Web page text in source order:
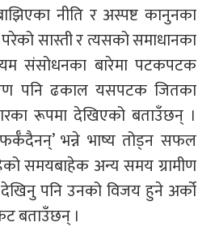
नीति र अस्पष्ट कानुनका
सास्ती र त्यसको समाधानका
संसोधनका बारेमा पटकपटक
पनि ढकाल यसपटक जितका
रूपमा देखिएको बताउँछन् ।
भन्ने भाष्य तोड्न सफल
समयबाहेक अन्य समय ग्रामीण
पनि उनको विजय हुने अर्को
बताउँछन् ।